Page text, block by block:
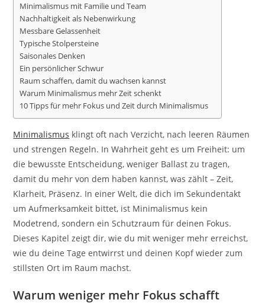
Minimalismus mit Familie und Team
Nachhaltigkeit als Nebenwirkung
Messbare Gelassenheit
Typische Stolpersteine
Saisonales Denken
Ein persönlicher Schwur
Raum schaffen, damit du wachsen kannst
Warum Minimalismus mehr Zeit schenkt
10 Tipps für mehr Fokus und Zeit durch Minimalismus
Minimalismus klingt oft nach Verzicht, nach leeren Räumen
und strengen Regeln. In Wahrheit geht es um Freiheit: um
die bewusste Entscheidung, weniger Ballast zu tragen,
damit du mehr von dem haben kannst, was zählt – Zeit,
Klarheit, Präsenz. In einer Welt, die dich im Sekundentakt
um Aufmerksamkeit bittet, ist Minimalismus kein
Modetrend, sondern ein Schutzraum für deinen Fokus.
Dieses Kapitel zeigt dir, wie du mit weniger mehr erreichst,
wie du deine Tage entwirrst und deinen Kopf wieder zum
stillsten Ort im Raum machst.
Warum weniger mehr Fokus schafft